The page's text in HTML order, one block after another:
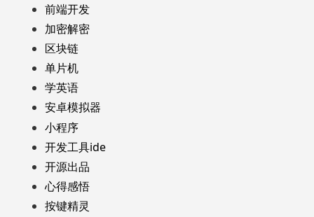
前端开发
加密解密
区块链
单片机
学英语
安卓模拟器
小程序
开发工具ide
开源出品
心得感悟
按键精灵